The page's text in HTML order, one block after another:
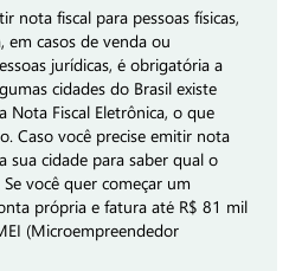
nota fiscal para pessoas físicas,
casos de venda ou
jurídicas, é obrigatória a
cidades do Brasil existe
Nota Fiscal Eletrônica, o que
Caso você precise emitir nota
sua cidade para saber qual o
você quer começar um
própria e fatura até R$ 81 mil
(Microempreendedor